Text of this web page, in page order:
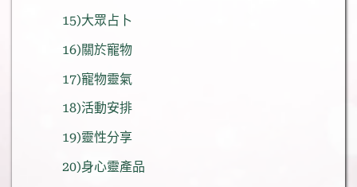
15)大眾占卜
16)關於寵物
17)寵物靈氣
18)活動安排
19)靈性分享
20)身心靈產品